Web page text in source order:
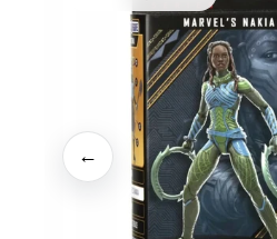
←